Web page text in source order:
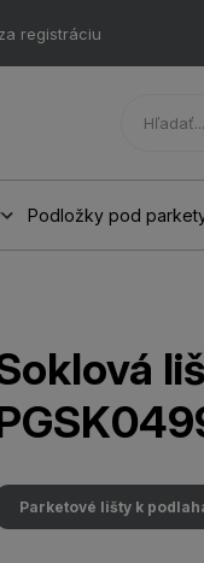
za registráciu
Podložky pod
Parketové lišty k